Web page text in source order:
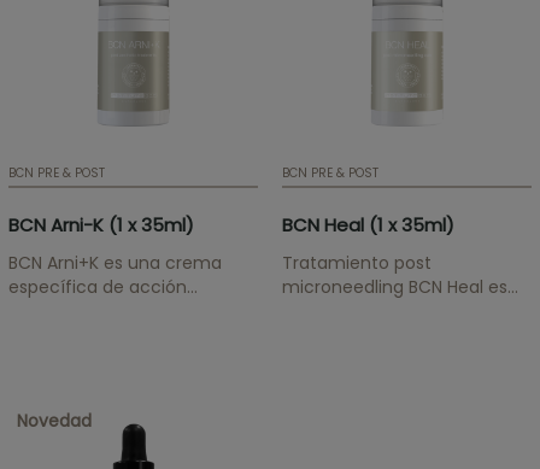
BCN PRE & POST
BCN Arni-K (1 x 35ml)
BCN Arni+K es una crema
específica de acción
estéticos, intervenciones
quirúrgicas o imperfecciones
cutáneas derivadas de
BCN PRE & POST
BCN Heal (1 x 35ml)
Tratamiento post
microneedling BCN Heal es
Novedad